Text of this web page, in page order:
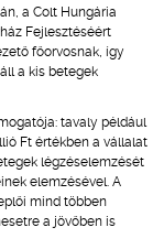
a Colt Hungária
Fejlesztéséért
főorvosnak, így
a kis betegek
tavaly például
Ft értékben a vállalat
légzéselemzését
elemzésével. A
mind többen
a jövőben is